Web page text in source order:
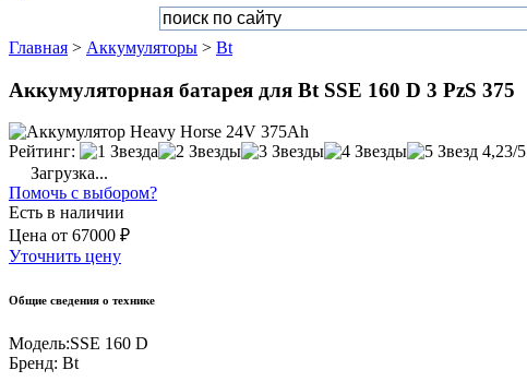
Главная > Аккумуляторы > Bt
Аккумуляторная батарея для Bt SSE 160 D 3 PzS 375
Рейтинг: 4,23/5
Загрузка...
Помочь с выбором?
Есть в наличии
Цена от 67000 ₽
Уточнить цену
Общие сведения о технике
Модель:SSE 160 D
Бренд: Bt